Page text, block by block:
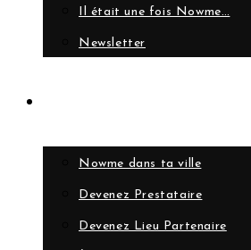
Il était une fois Nowme…
Newsletter
Nowme dans ta ville
Devenez Prestataire
Devenez Lieu Partenaire